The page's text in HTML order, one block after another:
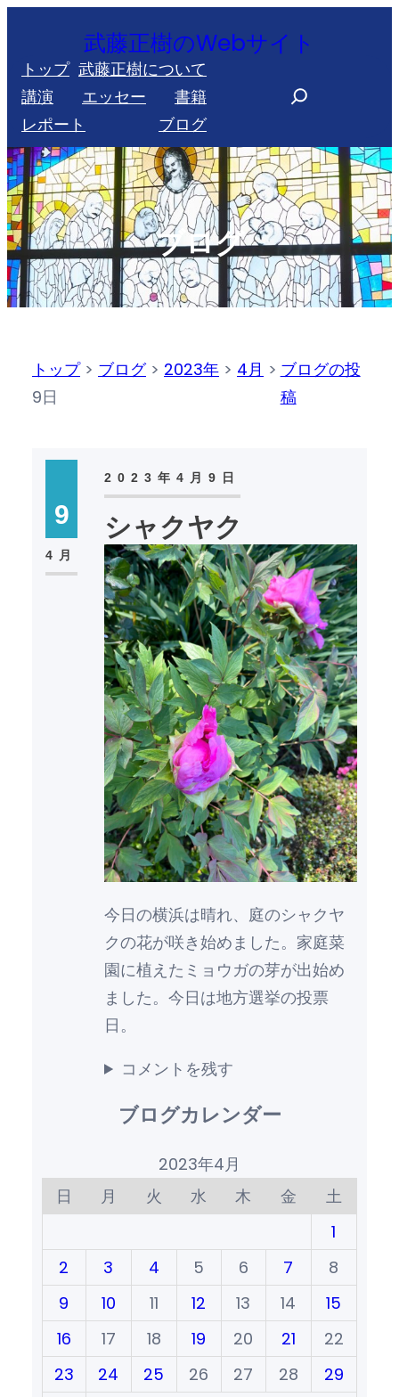
を
ス
キ
ッ
プ
武藤正樹のWebサイト
トップ 武藤正樹について
講演
エッセー
書籍
レポート
ブログ
r
c
h
ブログ
トップ> ブログ> 2023年 > 4月 >
9日
ブログの投
稿
9
4月
2023年4月9日
シャクヤク
今日の横浜は晴れ、庭のシャクヤ
クの花が咲き始めました。家庭菜
園に植えたミョウガの芽が出始め
ました。今日は地方選挙の投票
日。
コメントを残す
ブログカレンダー
2023年4月
日
月 火 水 木 金
土
1
2
3 4 5 6 7
8
9
10 11 12 13 14
15
16
17 18 19 20 21
22
23
24 25 26 27 28
29